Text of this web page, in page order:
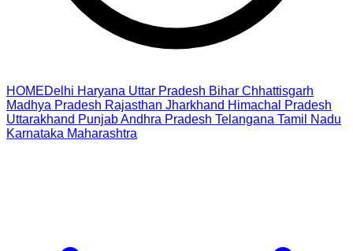
HOMEDelhi Haryana Uttar Pradesh Bihar Chhattisgarh
Madhya Pradesh Rajasthan Jharkhand Himachal Pradesh
Uttarakhand PunjabAndhra Pradesh Telangana Tamil Nadu
Karnataka Maharashtra